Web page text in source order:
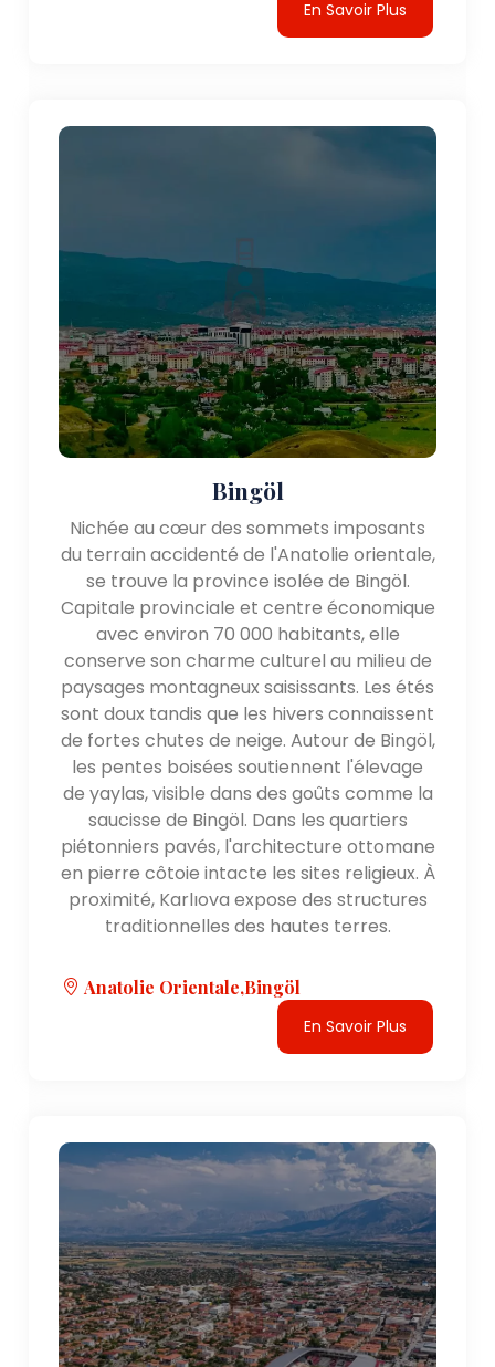
En Savoir Plus
Bingöl
Nichée au cœur des sommets imposants
du terrain accidenté de l'Anatolie orientale,
se trouve la province isolée de Bingöl.
Capitale provinciale et centre économique
avec environ 70 000 habitants, elle
conserve son charme culturel au milieu de
paysages montagneux saisissants. Les étés
sont doux tandis que les hivers connaissent
de fortes chutes de neige. Autour de Bingöl,
les pentes boisées soutiennent l'élevage
de yaylas, visible dans des goûts comme la
saucisse de Bingöl. Dans les quartiers
piétonniers pavés, l'architecture ottomane
en pierre côtoie intacte les sites religieux. À
proximité, Karlıova expose des structures
traditionnelles des hautes terres.
Anatolie Orientale,Bingöl
En Savoir Plus